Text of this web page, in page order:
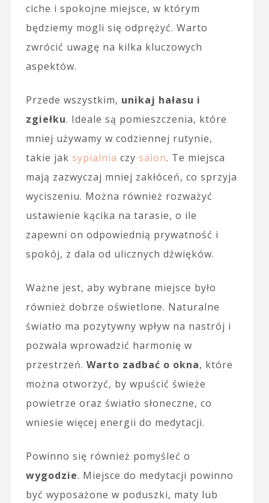
ciche i spokojne miejsce, w którym
będziemy mogli się odprężyć. Warto
zwrócić uwagę na kilka kluczowych
aspektów.
Przede wszystkim, unikaj hałasu i
zgiełku. Ideale są pomieszczenia, które
mniej używamy w codziennej rutynie,
takie jak sypialnia czy salon. Te miejsca
mają zazwyczaj mniej zakłóceń, co sprzyja
wyciszeniu. Można również rozważyć
ustawienie kącika na tarasie, o ile
zapewni on odpowiednią prywatność i
spokój, z dala od ulicznych dźwięków.
Ważne jest, aby wybrane miejsce było
również dobrze oświetlone. Naturalne
światło ma pozytywny wpływ na nastrój i
pozwala wprowadzić harmonię w
przestrzeń. Warto zadbać o okna, które
można otworzyć, by wpuścić świeże
powietrze oraz światło słoneczne, co
wniesie więcej energii do medytacji.
Powinno się również pomyśleć o
wygodzie. Miejsce do medytacji powinno
być wyposażone w poduszki, maty lub